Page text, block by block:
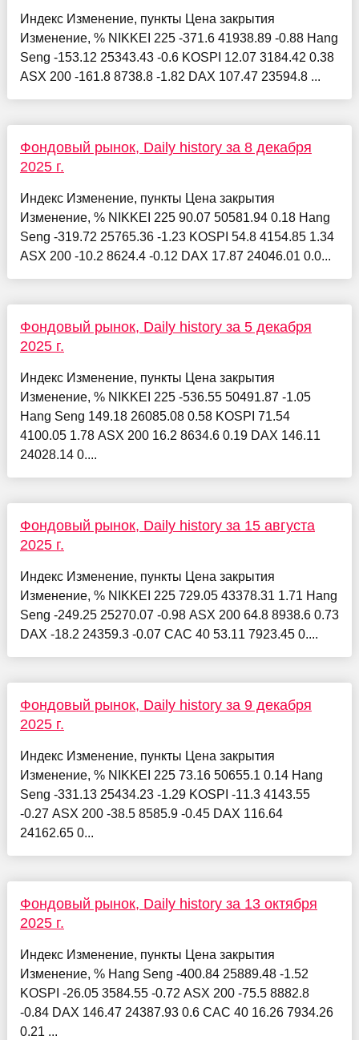
Индекс Изменение, пункты Цена закрытия
Изменение, % NIKKEI 225 -371.6 41938.89 -0.88 Hang
Seng -153.12 25343.43 -0.6 KOSPI 12.07 3184.42 0.38
ASX 200 -161.8 8738.8 -1.82 DAX 107.47 23594.8 ...
Фондовый рынок, Daily history за 8 декабря
2025 г.
Индекс Изменение, пункты Цена закрытия
Изменение, % NIKKEI 225 90.07 50581.94 0.18 Hang
Seng -319.72 25765.36 -1.23 KOSPI 54.8 4154.85 1.34
ASX 200 -10.2 8624.4 -0.12 DAX 17.87 24046.01 0.0...
Фондовый рынок, Daily history за 5 декабря
2025 г.
Индекс Изменение, пункты Цена закрытия
Изменение, % NIKKEI 225 -536.55 50491.87 -1.05
Hang Seng 149.18 26085.08 0.58 KOSPI 71.54
4100.05 1.78 ASX 200 16.2 8634.6 0.19 DAX 146.11
24028.14 0....
Фондовый рынок, Daily history за 15 августа
2025 г.
Индекс Изменение, пункты Цена закрытия
Изменение, % NIKKEI 225 729.05 43378.31 1.71 Hang
Seng -249.25 25270.07 -0.98 ASX 200 64.8 8938.6 0.73
DAX -18.2 24359.3 -0.07 CAC 40 53.11 7923.45 0....
Фондовый рынок, Daily history за 9 декабря
2025 г.
Индекс Изменение, пункты Цена закрытия
Изменение, % NIKKEI 225 73.16 50655.1 0.14 Hang
Seng -331.13 25434.23 -1.29 KOSPI -11.3 4143.55
-0.27 ASX 200 -38.5 8585.9 -0.45 DAX 116.64
24162.65 0...
Фондовый рынок, Daily history за 13 октября
2025 г.
Индекс Изменение, пункты Цена закрытия
Изменение, % Hang Seng -400.84 25889.48 -1.52
KOSPI -26.05 3584.55 -0.72 ASX 200 -75.5 8882.8
-0.84 DAX 146.47 24387.93 0.6 CAC 40 16.26 7934.26
0.21 ...